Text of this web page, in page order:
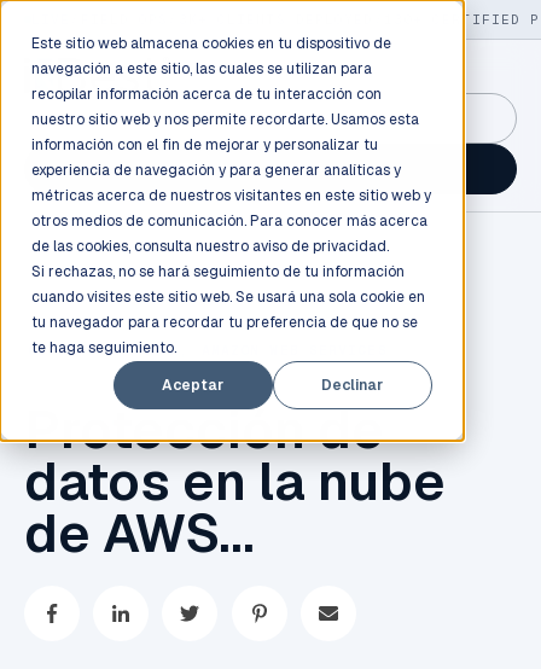
Este sitio web almacena cookies en tu dispositivo de
navegación a este sitio, las cuales se utilizan para
recopilar información acerca de tu interacción con
nuestro sitio web y nos permite recordarte. Usamos esta
información con el fin de mejorar y personalizar tu
experiencia de navegación y para generar analíticas y
métricas acerca de nuestros visitantes en este sitio web y
otros medios de comunicación. Para conocer más acerca
de las cookies, consulta nuestro aviso de privacidad.
Si rechazas, no se hará seguimiento de tu información
cuando visites este sitio web. Se usará una sola cookie en
tu navegador para recordar tu preferencia de que no se
te haga seguimiento.
Aceptar
Declinar
130+ CERTIFIED
GuidancePlex →
Talk to an engineer →
CLOUD COMPUTING
Protección de
datos en la nube
de AWS...